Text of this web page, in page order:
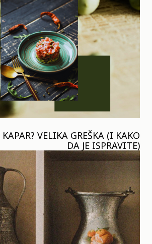
VELIKA GREŠKA (I KAKO
DA JE ISPRAVITE)